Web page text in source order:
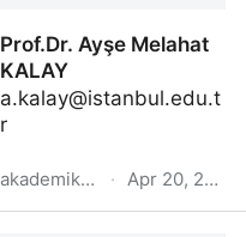
Prof.Dr. Ayşe Melahat
KALAY
a.kalay@istanbul.edu.t
r
akademik.yok.gov.tr · Apr 20, 2022